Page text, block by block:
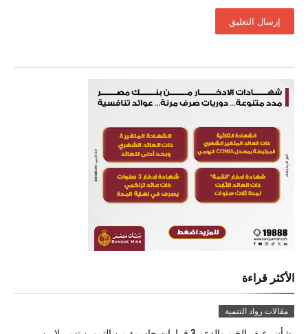
الأكثر قراءة
مقالات رواد التنمية